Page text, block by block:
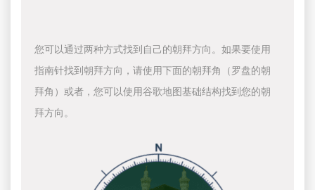
您可以通过两种方式找到自己的朝拜方向。如果要使用
指南针找到朝拜方向，请使用下面的朝拜角（罗盘的朝
拜角）或者，您可以使用谷歌地图基础结构找到您的朝
拜方向。